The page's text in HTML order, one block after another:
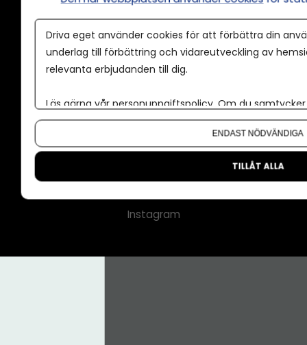
Annonspolicy
Tillgänglighet
Kontakt
Nyhetsbrev
CMS för medier
Instagram
Driva eget använder cookies för att förbättra din
underlag till förbättring och vidareutveckling av
relevanta erbjudanden till dig.
Läs gärna vår personuppgiftspolicy. Om du
Om du vill ändra ditt val i efterhand hittar du den
ENDAST NÖDVÄNDIGA
TILLÅT ALLA